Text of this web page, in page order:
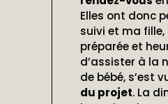
Elles ont donc
suivi et ma
préparée et
d’assister à la
de bébé, s’est
du projet. La